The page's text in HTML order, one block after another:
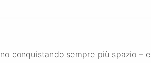
conquistando sempre più spazio – e